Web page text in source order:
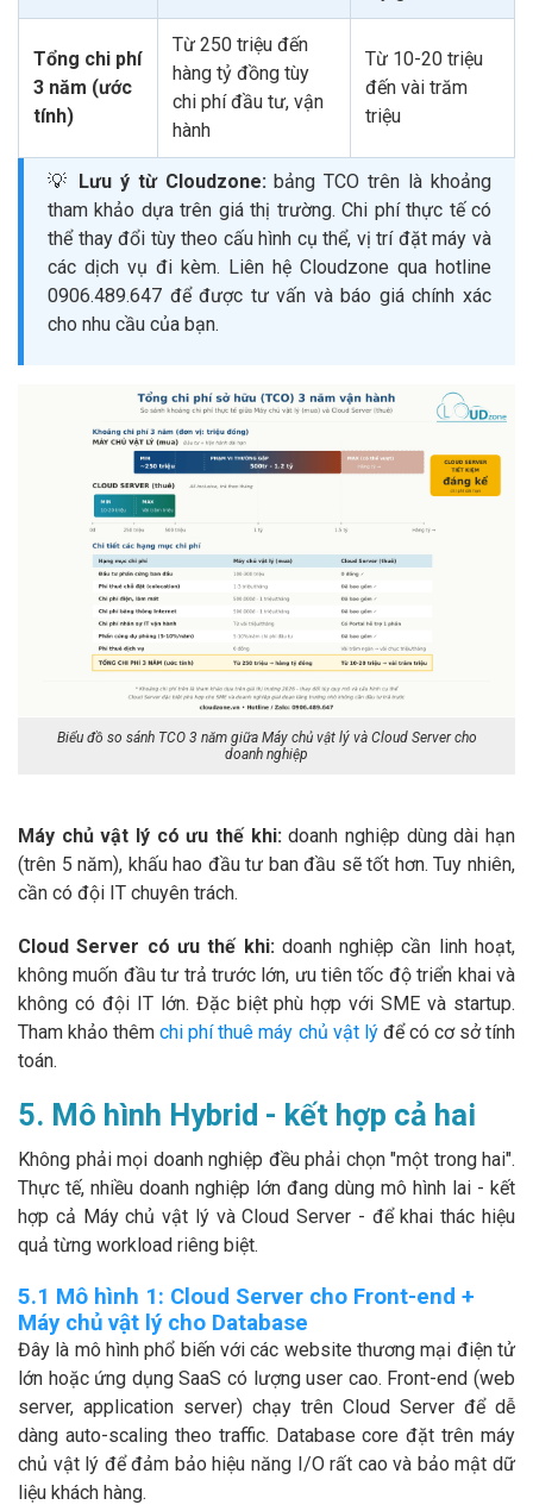
Tổng chi phí
3 năm (ước
tính)
Từ 250 triệu đến
hàng tỷ đồng tùy
chi phí đầu tư, vận
hành
Từ 10-20 triệu
đến vài trăm
triệu
💡 Lưu ý từ Cloudzone:bảng TCO trên là khoảng
tham khảo dựa trên giá thị trường. Chi phí thực tế có
thể thay đổi tùy theo cấu hình cụ thể, vị trí đặt máy và
các dịch vụ đi kèm. Liên hệ Cloudzone qua hotline
0906.489.647 để được tư vấn và báo giá chính xác
cho nhu cầu của bạn.
Biểu đồ so sánh TCO 3 năm giữa Máy chủ vật lý và Cloud Server cho
doanh nghiệp
Máy chủ vật lý có ưu thế khi:doanh nghiệp dùng dài hạn
(trên 5 năm), khấu hao đầu tư ban đầu sẽ tốt hơn. Tuy nhiên,
cần có đội IT chuyên trách.
Cloud Server có ưu thế khi:doanh nghiệp cần linh hoạt,
không muốn đầu tư trả trước lớn, ưu tiên tốc độ triển khai và
không có đội IT lớn. Đặc biệt phù hợp với SME và startup.
Tham khảo thêmchi phí thuê máy chủ vật lýđể có cơ sở tính
toán.
5. Mô hình Hybrid - kết hợp cả hai
Không phải mọi doanh nghiệp đều phải chọn "một trong hai".
Thực tế, nhiều doanh nghiệp lớn đang dùng mô hình lai - kết
hợp cả Máy chủ vật lý và Cloud Server - để khai thác hiệu
quả từng workload riêng biệt.
5.1 Mô hình 1: Cloud Server cho Front-end +
Máy chủ vật lý cho Database
Đây là mô hình phổ biến với các website thương mại điện tử
lớn hoặc ứng dụng SaaS có lượng user cao. Front-end (web
server, application server) chạy trên Cloud Server để dễ
dàng auto-scaling theo traffic. Database core đặt trên máy
chủ vật lý để đảm bảo hiệu năng I/O rất cao và bảo mật dữ
liệu khách hàng.